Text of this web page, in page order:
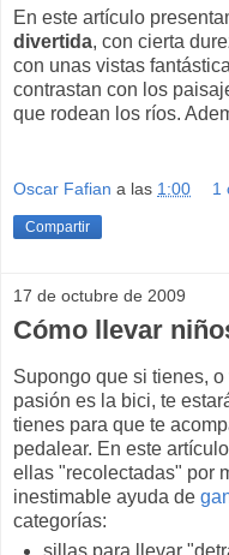
En este artículo
divertida, con cierta
con unas vistas
contrastan con los
que rodean los ríos.
Oscar Fafian a las 1:00 1
Compartir
17 de octubre de 2009
Cómo llevar
Supongo que si tienes,
pasión es la bici, te
tienes para que te
pedalear. En este
ellas "recolectadas" por
inestimable ayuda de
categorías:
sillas para llevar